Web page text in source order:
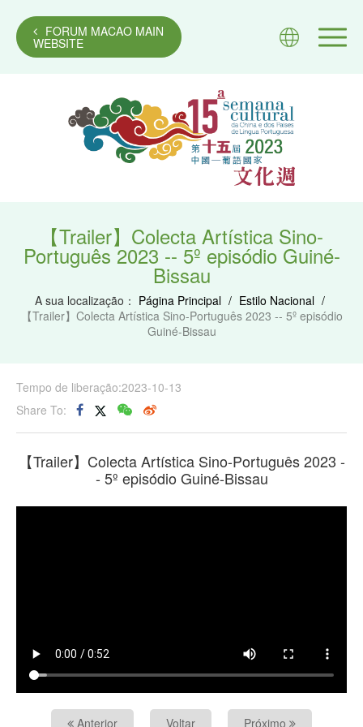
FORUM MACAO MAIN
WEBSITE
【Trailer】Colecta Artística Sino-
Português 2023 -- 5º episódio Guiné-
Bissau
A sua localização： Página Principal / Estilo Nacional /
【Trailer】Colecta Artística Sino-Português 2023 -- 5º episódio
Guiné-Bissau
Tempo de liberação:2023-10-13
Share To:
【Trailer】Colecta Artística Sino-Português 2023 -
- 5º episódio Guiné-Bissau
Anterior Voltar Próximo